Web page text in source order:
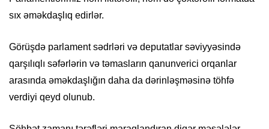
sıx əməkdaşlıq edirlər.
Görüşdə parlament sədrləri və deputatlar səviyyəsində
qarşılıqlı səfərlərin və təmasların qanunverici orqanlar
arasında əməkdaşlığın daha da dərinləşməsinə töhfə
verdiyi qeyd olunub.